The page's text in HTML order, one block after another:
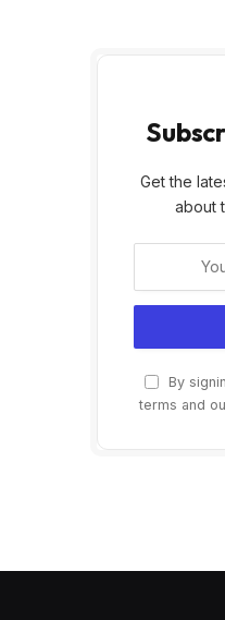
Get the
about
By
terms and